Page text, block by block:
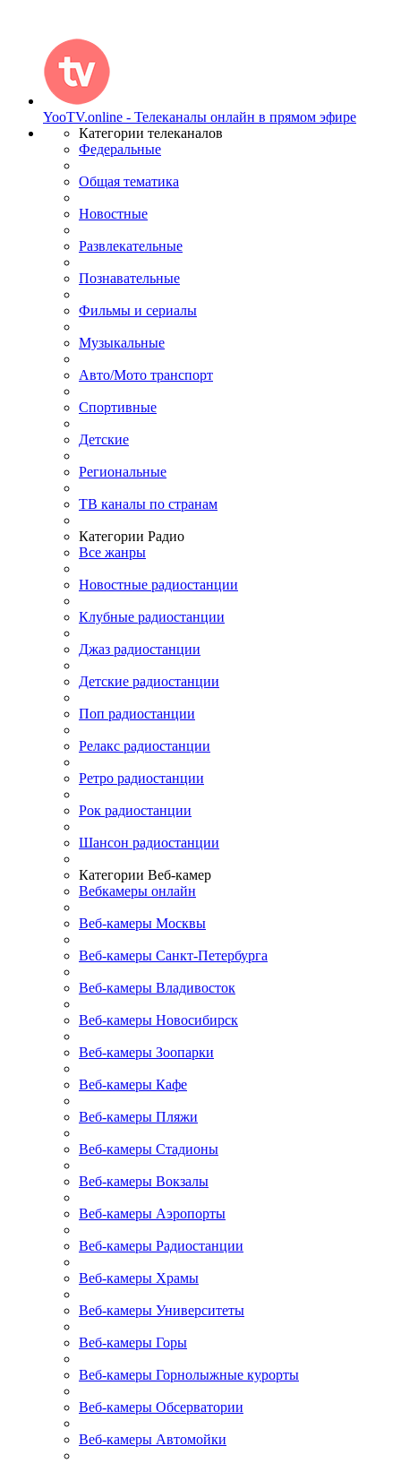
YooTV.online - Телеканалы онлайн в прямом эфире
Категории телеканалов
Федеральные
Общая тематика
Новостные
Развлекательные
Познавательные
Фильмы и сериалы
Музыкальные
Авто/Мото транспорт
Спортивные
Детские
Региональные
ТВ каналы по странам
Категории Радио
Все жанры
Новостные радиостанции
Клубные радиостанции
Джаз радиостанции
Детские радиостанции
Поп радиостанции
Релакс радиостанции
Ретро радиостанции
Рок радиостанции
Шансон радиостанции
Категории Веб-камер
Вебкамеры онлайн
Веб-камеры Москвы
Веб-камеры Санкт-Петербурга
Веб-камеры Владивосток
Веб-камеры Новосибирск
Веб-камеры Зоопарки
Веб-камеры Кафе
Веб-камеры Пляжи
Веб-камеры Стадионы
Веб-камеры Вокзалы
Веб-камеры Аэропорты
Веб-камеры Радиостанции
Веб-камеры Храмы
Веб-камеры Университеты
Веб-камеры Горы
Веб-камеры Горнолыжные курорты
Веб-камеры Обсерватории
Веб-камеры Автомойки